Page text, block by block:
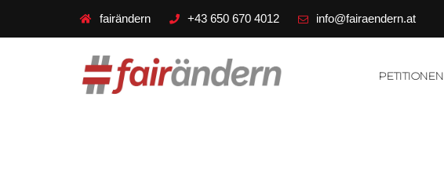
fairändern +43 650 670 4012 info@fairaendern.at
PETITIONEN